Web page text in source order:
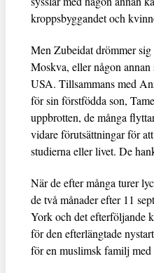
kroppsbyggandet och
Men Zubeidat drömmer
Moskva, eller någon annan
USA. Tillsammans med
för sin förstfödda son,
uppbrotten, de många
vidare förutsättningar för
studierna eller livet. De
När de efter många turer
de två månader efter 11
York och det efterföljande
för den efterlängtade
för en muslimsk familj